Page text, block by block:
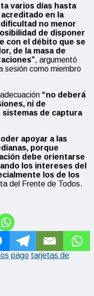
varios días hasta
en la
no menor
de disponer
con el débito que se
de la masa de
, argumentó
sesión como miembro
“no deberá
ni de
sistemas de captura
apoyar a las
porque
debe orientarse
los intereses del
los de los
del Frente de Todos.
pago tarjetas de